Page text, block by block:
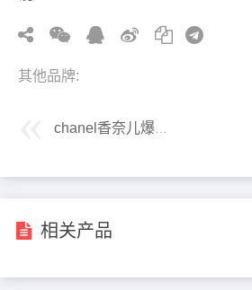
其他品牌:
相关产品